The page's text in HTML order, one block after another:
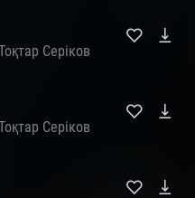
Серіков
Серіков